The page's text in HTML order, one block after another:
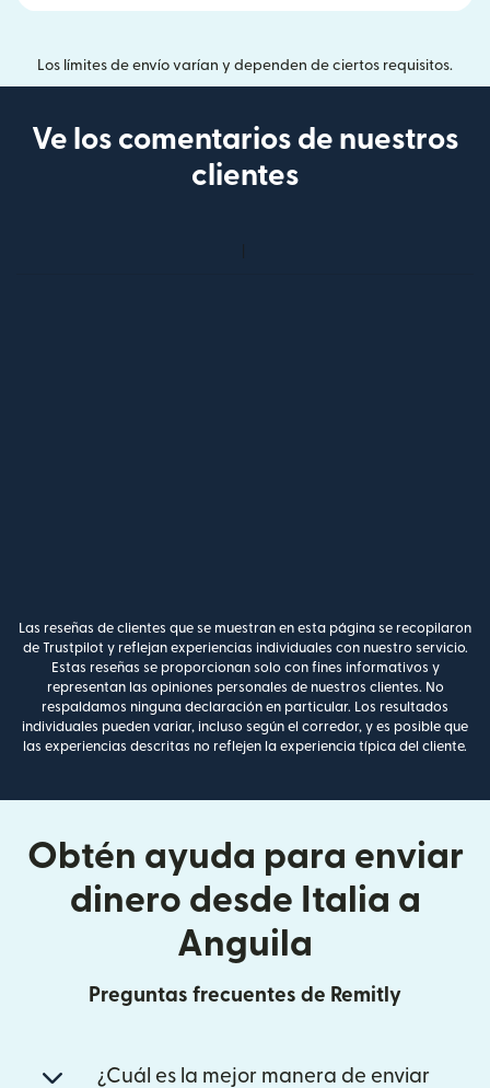
Los límites de envío varían y dependen de ciertos requisitos.
Ve los comentarios de nuestros
clientes
Las reseñas de clientes que se muestran en esta página se recopilaron
de Trustpilot y reflejan experiencias individuales con nuestro servicio.
Estas reseñas se proporcionan solo con fines informativos y
representan las opiniones personales de nuestros clientes. No
respaldamos ninguna declaración en particular. Los resultados
individuales pueden variar, incluso según el corredor, y es posible que
las experiencias descritas no reflejen la experiencia típica del cliente.
Obtén ayuda para enviar
dinero desde Italia a
Anguila
Preguntas frecuentes de Remitly
¿Cuál es la mejor manera de enviar